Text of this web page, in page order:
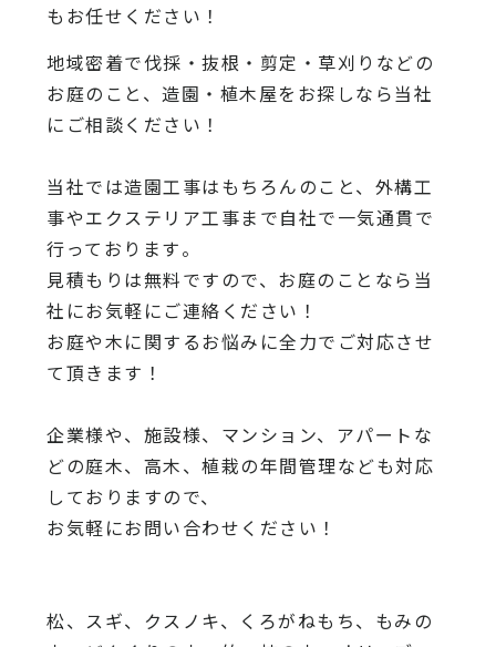
もお任せください！
地域密着で伐採・抜根・剪定・草刈りなどの
お庭のこと、造園・ 植木屋をお探しなら当社
にご相談ください！
当社では造園工事はもちろんのこと、 外構工
事やエクステリア工事まで自社で一気通貫で
行っております。
見積もりは無料ですので、 お庭のことなら当
社にお気軽にご連絡ください！
お庭や木に関するお悩みに全力でご対応させ
て頂きます！
企業様や、施設様、マンション、アパートな
どの庭木、高木、植栽の年間管理なども対応
しておりますので、
お気軽にお問い合わせください！
松、スギ、クスノキ、くろがねもち、もみの